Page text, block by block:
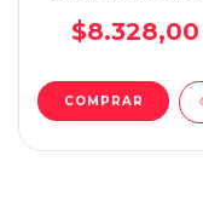
$8.328,00